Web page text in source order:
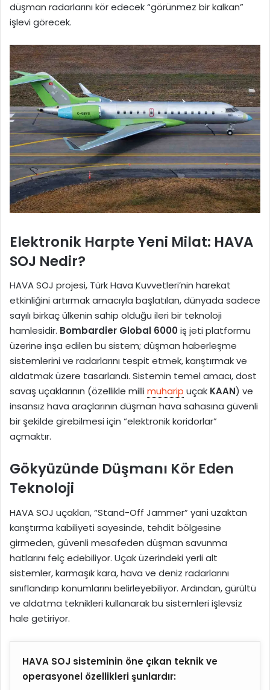
düşman radarlarını kör edecek “görünmez bir kalkan”
işlevi görecek.
Elektronik Harpte Yeni Milat: HAVA
SOJ Nedir?
HAVA SOJ projesi, Türk Hava Kuvvetleri’nin harekat
etkinliğini artırmak amacıyla başlatılan, dünyada sadece
sayılı birkaç ülkenin sahip olduğu ileri bir teknoloji
hamlesidir. Bombardier Global 6000iş jeti platformu
üzerine inşa edilen bu sistem; düşman haberleşme
sistemlerini ve radarlarını tespit etmek, karıştırmak ve
aldatmak üzere tasarlandı. Sistemin temel amacı, dost
savaş uçaklarının (özellikle millimuharip uçak KAAN) ve
insansız hava araçlarının düşman hava sahasına güvenli
bir şekilde girebilmesi için “elektronik koridorlar”
açmaktır.
Gökyüzünde Düşmanı Kör Eden
Teknoloji
HAVA SOJ uçakları, “Stand-Off Jammer” yani uzaktan
karıştırma kabiliyeti sayesinde, tehdit bölgesine
girmeden, güvenli mesafeden düşman savunma
hatlarını felç edebiliyor. Uçak üzerindeki yerli alt
sistemler, karmaşık kara, hava ve deniz radarlarını
sınıflandırıp konumlarını belirleyebiliyor. Ardından, gürültü
ve aldatma teknikleri kullanarak bu sistemleri işlevsiz
hale getiriyor.
HAVA SOJ sisteminin öne çıkan teknik ve
operasyonel özellikleri şunlardır: